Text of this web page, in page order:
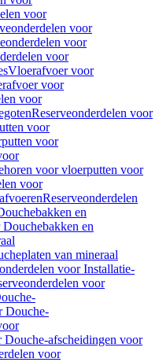
voor
voor
voor
voor
Vloerafvoer voor
voor
voor
Reserveonderdelen voor
voor
voor
voor vloerputten voor
voor
Reserveonderdelen
en
en
van mineraal
voor Installatie-
voor
Douche-
Douche-afscheidingen voor
voor